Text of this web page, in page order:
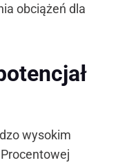
obciążeń dla
wysokim